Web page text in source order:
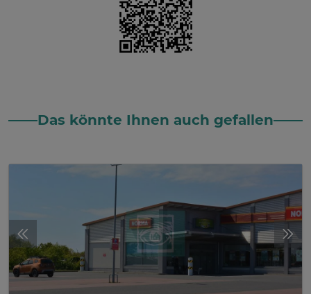
Das könnte Ihnen auch gefallen